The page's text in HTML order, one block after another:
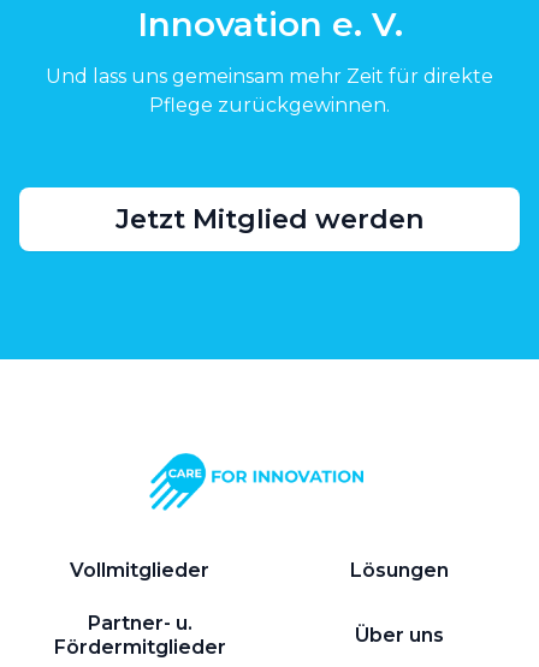
Innovation e. V.
Und lass uns gemeinsam mehr Zeit für direkte
Pflege zurückgewinnen.
Jetzt Mitglied werden
Vollmitglieder Lösungen
Partner- u.
Fördermitglieder
Über uns